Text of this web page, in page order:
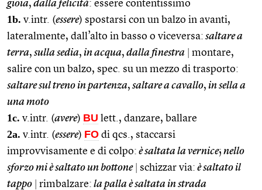
gioia, dalla felicità: essere contentissimo
1b. v.intr. (essere) spostarsi con un balzo in avanti,
lateralmente, dall’alto in basso o viceversa: saltare a
terra, sulla sedia, in acqua, dalla finestra
montare,
salire con un balzo, spec. su un mezzo di trasporto:
saltare sul treno in partenza, saltare a cavallo, in sella a
una moto
1c. v.intr. (avere) BU lett., danzare, ballare
2a. v.intr. (essere) FO di qcs., staccarsi
improvvisamente e di colpo: è saltata la vernice; nello
sforzo mi è saltato un bottone
schizzar via: è saltato il
tappo
rimbalzare: la palla è saltata in strada